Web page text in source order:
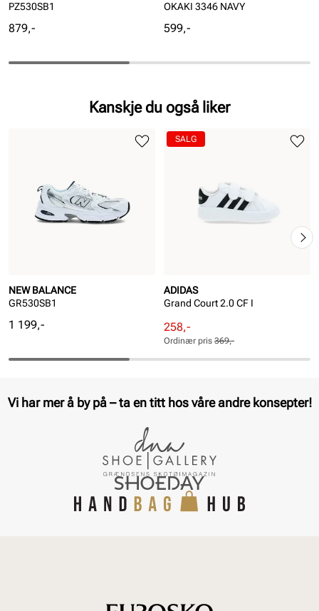
PZ530SB1
Pris
879,-
OKAKI 3346 NAVY
Pris
599,-
Kanskje du også liker
NEW BALANCE
GR530SB1
Pris
1 199,-
ADIDAS
Grand Court 2.0 CF I
Rabattert
pris
Pris
258,-
Ordinær
pris
Pris
Ordinær pris 369,-
SALG
Vi har mer å by på – ta en titt hos våre andre konsepter!